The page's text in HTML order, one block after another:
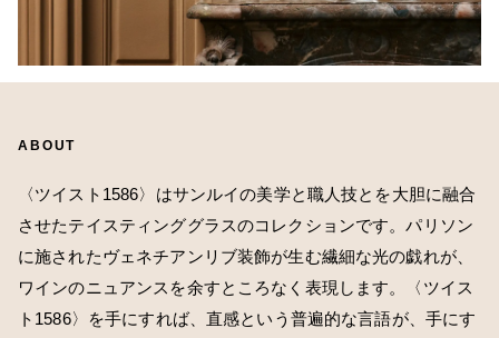
ABOUT
〈ツイスト1586〉はサンルイの美学と職人技とを大胆に融合
させたテイスティンググラスのコレクションです。パリソン
に施されたヴェネチアンリブ装飾が生む繊細な光の戯れが、
ワインのニュアンスを余すところなく表現します。〈ツイス
ト1586〉を手にすれば、直感という普遍的な言語が、手にす